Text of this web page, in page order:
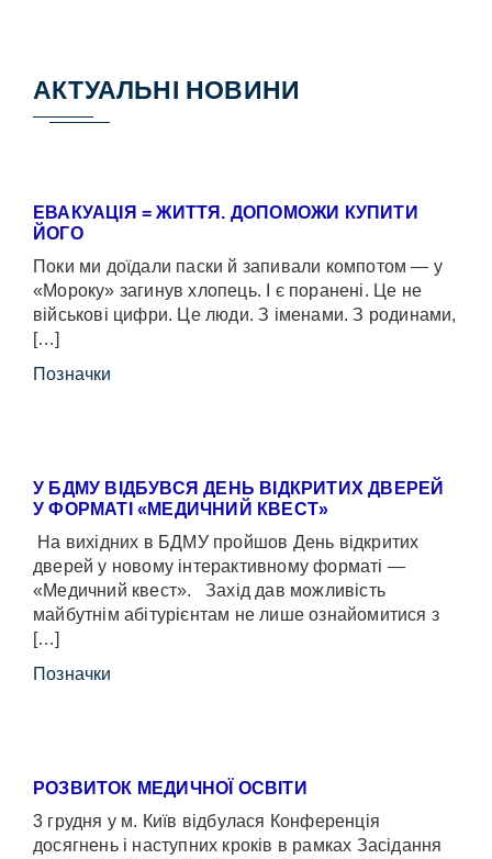
АКТУАЛЬНІ НОВИНИ
ЕВАКУАЦІЯ = ЖИТТЯ. ДОПОМОЖИ КУПИТИ
ЙОГО
Поки ми доїдали паски й запивали компотом — у
«Мороку» загинув хлопець. І є поранені. Це не
військові цифри. Це люди. З іменами. З родинами,
[…]
Позначки
У БДМУ ВІДБУВСЯ ДЕНЬ ВІДКРИТИХ ДВЕРЕЙ
У ФОРМАТІ «МЕДИЧНИЙ КВЕСТ»
На вихідних в БДМУ пройшов День відкритих
дверей у новому інтерактивному форматі —
«Медичний квест». Захід дав можливість
майбутнім абітурієнтам не лише ознайомитися з
[…]
Позначки
РОЗВИТОК МЕДИЧНОЇ ОСВІТИ
3 грудня у м. Київ відбулася Конференція
досягнень і наступних кроків в рамках Засідання